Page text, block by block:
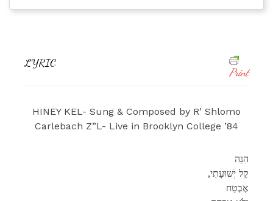
LYRIC
Print
HINEY KEL- Sung & Composed by R’ Shlomo
Carlebach Z”L- Live in Brooklyn College ’84
הִנֵה
,קֵל יְשׁוּעָתִי
אֶבְטַח